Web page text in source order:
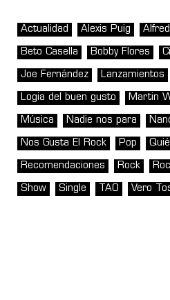
Actualidad Alexis Puig
Beto Casella Bobby Flores
Joe Fernández Lanzamientos
Logia del buen gusto Martin
Música Nadie nos para
Nos Gusta El Rock Pop
Recomendaciones Rock
Show Single TAO Vero